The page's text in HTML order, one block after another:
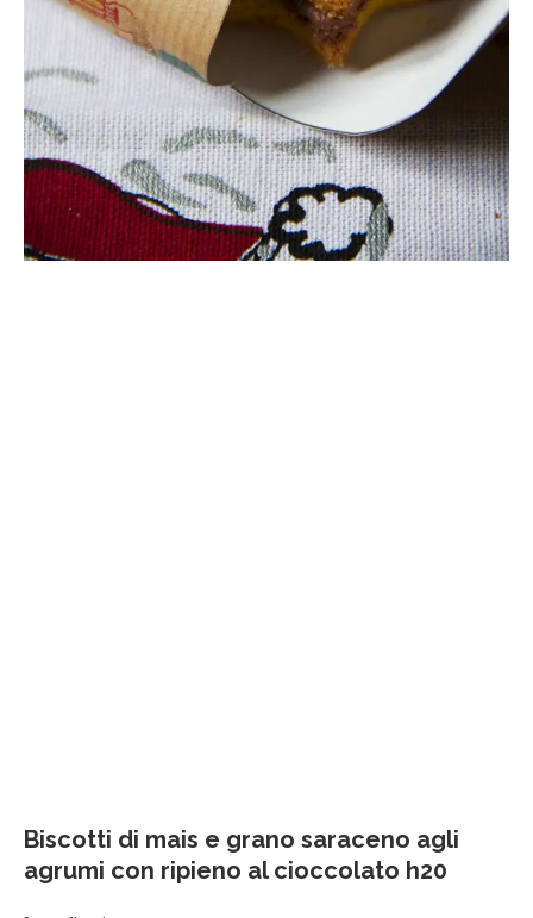
Biscotti di mais e grano saraceno agli
agrumi con ripieno al cioccolato h20